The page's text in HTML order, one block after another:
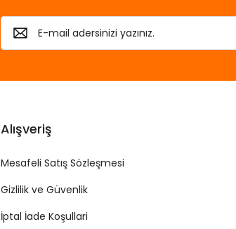
Alışveriş
Mesafeli Satış Sözleşmesi
Gizlilik ve Güvenlik
İptal İade Koşullari